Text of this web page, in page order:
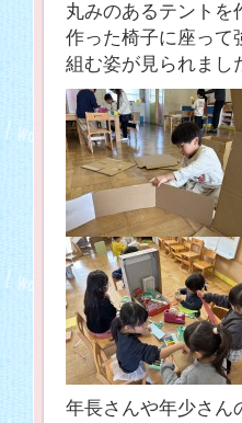
丸みのあるテントを
作った椅子に座って
組む姿が見られまし
年長さんや年少さん